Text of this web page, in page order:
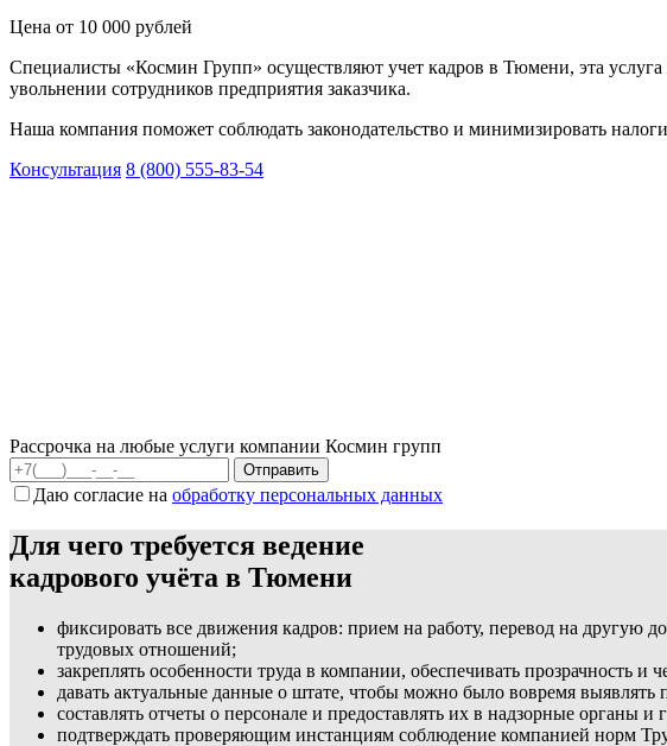
Цена от 10 000 рублей
Специалисты «Космин Групп» осуществляют учет кадров в Тюмени, эта
увольнении сотрудников предприятия заказчика.
Наша компания поможет соблюдать законодательство и минимизировать
Консультация 8 (800) 555-83-54
Рассрочка на любые услуги компании Космин групп
Даю согласие на обработку персональных данных
Для чего требуется ведение
кадрового учёта в Тюмени
фиксировать все движения кадров: прием на работу, перевод на
трудовых отношений;
закреплять особенности труда в компании, обеспечивать прозрачность
давать актуальные данные о штате, чтобы можно было вовремя выявлять
составлять отчеты о персонале и предоставлять их в надзорные органы и
подтверждать проверяющим инстанциям соблюдение компанией норм